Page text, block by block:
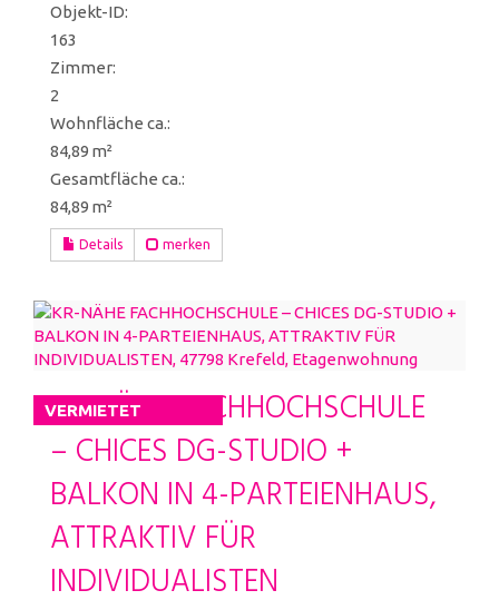
Objekt-ID:
163
Zimmer:
2
Wohnfläche ca.:
84,89 m²
Gesamtfläche ca.:
84,89 m²
Details merken
VERMIETET
KR-NÄHE FACHHOCHSCHULE
– CHICES DG-STUDIO +
BALKON IN 4-PARTEIENHAUS,
ATTRAKTIV FÜR
INDIVIDUALISTEN